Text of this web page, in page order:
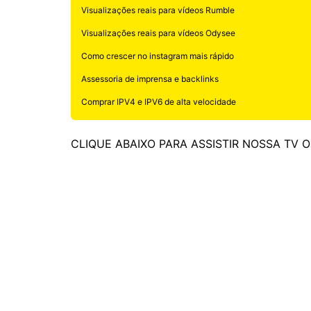
Visualizações reais para vídeos Rumble
Visualizações reais para vídeos Odysee
Como crescer no instagram mais rápido
Assessoria de imprensa e backlinks
Comprar IPV4 e IPV6 de alta velocidade
CLIQUE ABAIXO PARA ASSISTIR NOSSA TV